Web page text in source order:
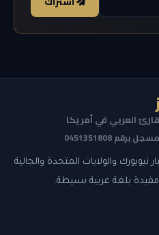
العربي في أمريكا
0451351808
والولايات المتحدة والجالية
بلغة عربية بسيطة.